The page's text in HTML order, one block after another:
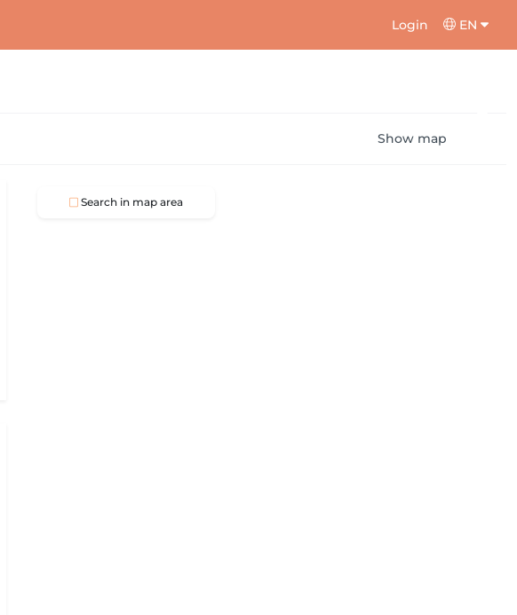
Login EN
Show map
Search in map area